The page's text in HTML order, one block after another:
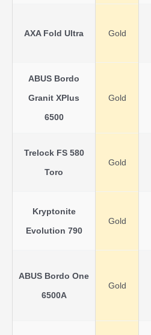
AXA Fold Ultra Gold
ABUS Bordo
Granit XPlus
6500
Gold
Trelock FS 580
Toro
Gold
Kryptonite
Evolution 790
Gold
ABUS Bordo One
6500A
Gold